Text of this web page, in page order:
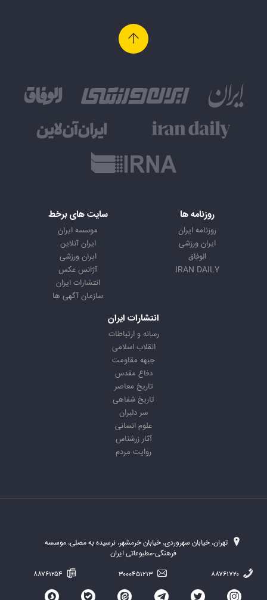
روزنامه ها
روزنامه ایران
ایران ورزشی
الوفاق
IRAN DAILY
سایت های برخط
موسسه ایران
ایران آنلاین
ایران ورزشی
آژانس عکس
انتشارات ایران
سازمان آگهی ها
انتشارات ایران
رسانه و ارتباطات
انقلاب اسلامی
جبهه مقاومت
دفاع مقدس
تاریخ معاصر
تاریخ شفاهی
سر دلبران
علوم انسانی
آثار زرشناس
روایت مردم
تهران، خیابان سهروردی، خیابان خرمشهر، نرسیده به مصلی، موسسه
فرهنگی-مطبوعاتی ایران